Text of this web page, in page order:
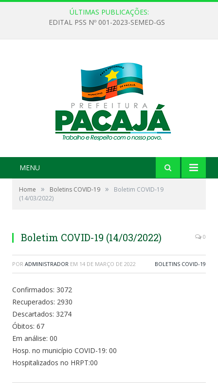
ÚLTIMAS PUBLICAÇÕES:
EDITAL PSS Nº 001-2023-SEMED-GS
MENU
Home » Boletins COVID-19 »
Boletim COVID-19
(14/03/2022)
Boletim COVID-19 (14/03/2022) 0
POR ADMINISTRADOR EM 14 DE MARÇO DE 2022 BOLETINS COVID-19
Confirmados: 3072
Recuperados: 2930
Descartados: 3274
Óbitos: 67
Em análise: 00
Hosp. no município COVID-19: 00
Hospitalizados no HRPT:00